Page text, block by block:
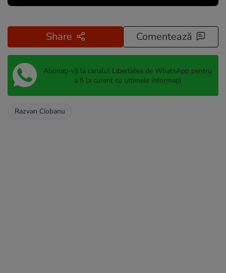
Share Comentează
Abonați-vă la canalul Libertatea de WhatsApp pentru
a fi la curent cu ultimele informații
Razvan Ciobanu